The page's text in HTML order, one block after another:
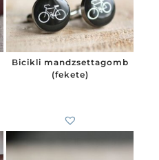
Bicikli mandzsettagomb
(fekete)